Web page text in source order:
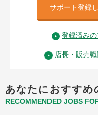
サポート登録
登録済み
店長・販売
あなたにおすすめ
RECOMMENDED JOBS